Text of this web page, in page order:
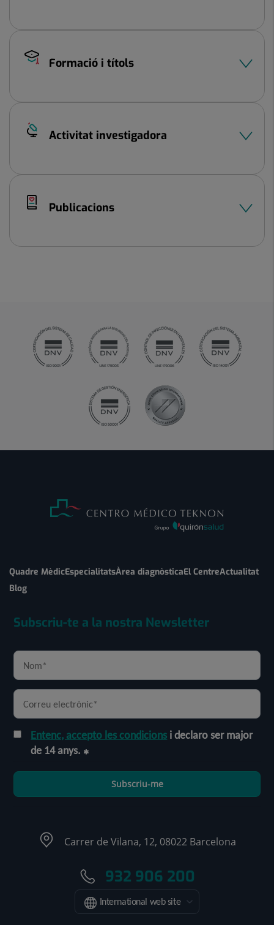
Formació i títols
Activitat investigadora
Publicacions
Quadre MèdicEspecialitatsÀrea diagnòsticaEl CentreActualitat
Blog
Subscriu-te a la nostra Newsletter
Entenc, accepto les condicions i declaro ser major
de 14 anys.
Subscriu-me
Carrer de Vilana, 12, 08022 Barcelona
932 906 200
International web site